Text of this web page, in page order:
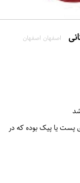
اصفهان اصفهان
پست یا پیک بوده که در